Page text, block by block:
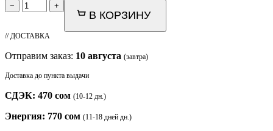
− +
В КОРЗИНУ
// ДОСТАВКА
Отправим заказ: 10 августа (завтра)
Доставка до пункта выдачи
СДЭК: 470 сом (10-12 дн.)
Энергия: 770 сом (11-18 дней дн.)